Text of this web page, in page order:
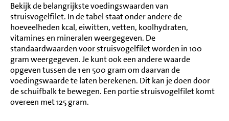
Bekijk de belangrijkste voedingswaarden van
struisvogelfilet. In de tabel staat onder andere de
hoeveelheden kcal, eiwitten, vetten, koolhydraten,
vitamines en mineralen weergegeven. De
standaardwaarden voor struisvogelfilet worden in 100
gram weergegeven. Je kunt ook een andere waarde
opgeven tussen de 1 en 500 gram om daarvan de
voedingswaarde te laten berekenen. Dit kan je doen door
de schuifbalk te bewegen. Een portie struisvogelfilet komt
overeen met 125 gram.